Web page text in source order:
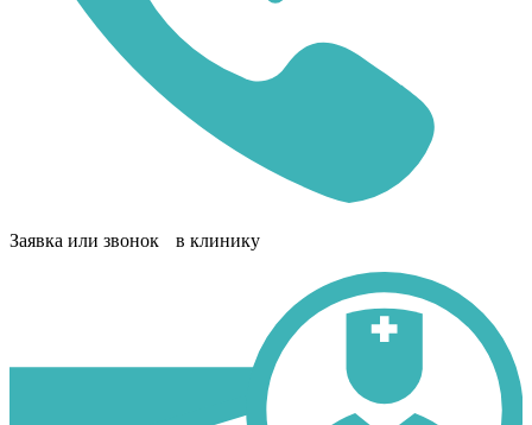
Заявка или звонок в клинику